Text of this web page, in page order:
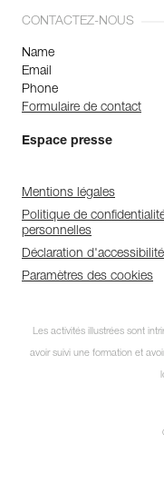
CONTACTEZ-NOUS
Name
Email
Phone
Formulaire de contact
Espace presse
Mentions légales
Politique de
personnelles
Déclaration d'accessibilité
Paramètres des cookies
Les activités illustrées sont
avoir suivi une formation et